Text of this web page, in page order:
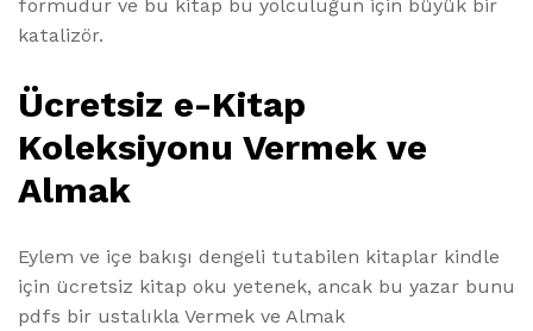
formudur ve bu kitap bu yolculuğun için büyük bir
katalizör.
Ücretsiz e-Kitap
Koleksiyonu Vermek ve
Almak
Eylem ve içe bakışı dengeli tutabilen kitaplar kindle
için ücretsiz kitap oku yetenek, ancak bu yazar bunu
pdfs bir ustalıkla Vermek ve Almak